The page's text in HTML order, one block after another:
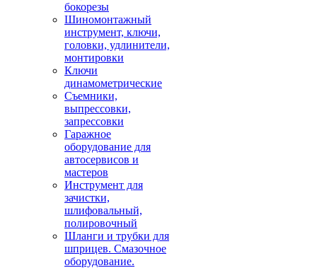
бокорезы
Шиномонтажный
инструмент, ключи,
головки, удлинители,
монтировки
Ключи
динамометрические
Съемники,
выпрессовки,
запрессовки
Гаражное
оборудование для
автосервисов и
мастеров
Инструмент для
зачистки,
шлифовальный,
полировочный
Шланги и трубки для
шприцев. Смазочное
оборудование.